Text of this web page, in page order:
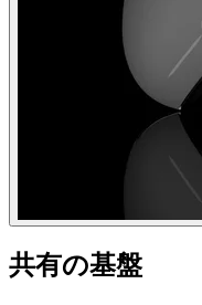
共有の基盤